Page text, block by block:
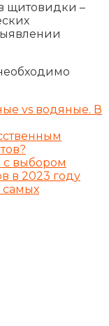
щитовидки –
vs водяные. В
с выбором
в 2023 году
самых